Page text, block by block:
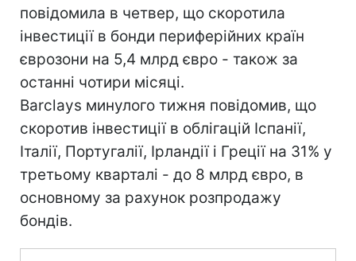
повідомила в четвер, що скоротила
інвестиції в бонди периферійних країн
єврозони на 5,4 млрд євро - також за
останні чотири місяці.
Barclays минулого тижня повідомив, що
скоротив інвестиції в облігацій Іспанії,
Італії, Португалії, Ірландії і Греції на 31% у
третьому кварталі - до 8 млрд євро, в
основному за рахунок розпродажу
бондів.